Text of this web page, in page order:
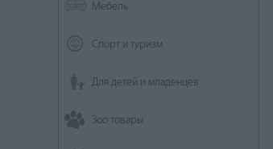
Мебель
Спорт и туризм
Для детей и младенцев
Зоо товары